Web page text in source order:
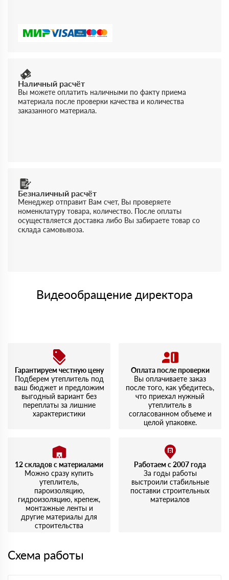
Наличный расчёт
Вы можете оплатить наличными по факту приема
материала после проверки качества и количества
заказанного материала.
Безналичный расчёт
Менеджер отправит Вам счет, Вы проверяете
номенклатуру товара, количество. После оплаты
осуществляется доставка либо Вы забираете товар со
склада самовывоза.
Видеообращение директора
Гарантируем честную цену
Подберем утеплитель под
ваш бюджет и предложим
выгодный вариант без
переплаты за лишние
характеристики
Оплата после проверки
Вы оплачиваете заказ
после того, как убедитесь,
что приехал нужный
утеплитель в
согласованном объеме и
целой упаковке.
12 складов с материалами
Можно сразу купить
утеплитель,
пароизоляцию,
гидроизоляцию, крепеж,
монтажные ленты и
другие материалы для
строительства
Работаем с 2007 года
За годы работы
выстроили стабильные
поставки строительных
материалов
Схема работы